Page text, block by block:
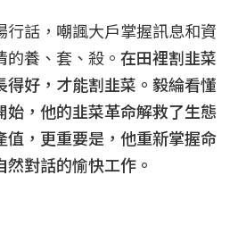
行話，嘲諷大戶掌握訊息和資
養、套、殺。 在田裡割韭菜
得好，才能割韭菜。毅綸看懂
始，他的韭菜革命解救了生態
值，更重要是，他重新掌握命
對話的愉快工作。